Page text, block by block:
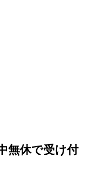
無休で受け付